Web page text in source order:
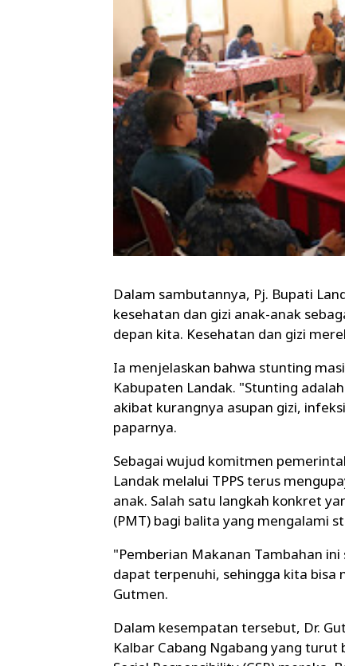
Dalam sambutannya, Pj. Bupati
kesehatan dan gizi anak-anak
depan kita. Kesehatan dan gizi
Ia menjelaskan bahwa stunting
Kabupaten Landak. "Stunting
akibat kurangnya asupan gizi,
paparnya.
Sebagai wujud komitmen
Landak melalui TPPS terus
anak. Salah satu langkah konkret
(PMT) bagi balita yang mengalami
"Pemberian Makanan Tambahan
dapat terpenuhi, sehingga kita bisa
Gutmen.
Dalam kesempatan tersebut, Dr.
Kalbar Cabang Ngabang yang